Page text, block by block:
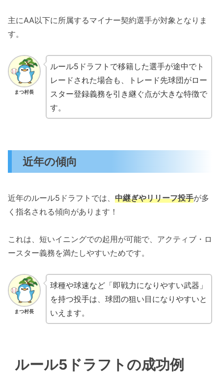
主にAA以下に所属するマイナー契約選手が対象となりま
す。
まつ村長
ルール5ドラフトで移籍した選手が途中でト
レードされた場合も、トレード先球団がロー
スター登録義務を引き継ぐ点が大きな特徴で
す。
近年の傾向
近年のルール5ドラフトでは、 中継ぎやリリーフ投手が多
く指名される傾向があります！
これは、短いイニングでの起用が可能で、アクティブ・ロ
ースター義務を満たしやすいためです。
まつ村長
球種や球速など「即戦力になりやすい武器」
を持つ投手は、球団の狙い目になりやすいと
いえます。
ルール5ドラフトの成功例